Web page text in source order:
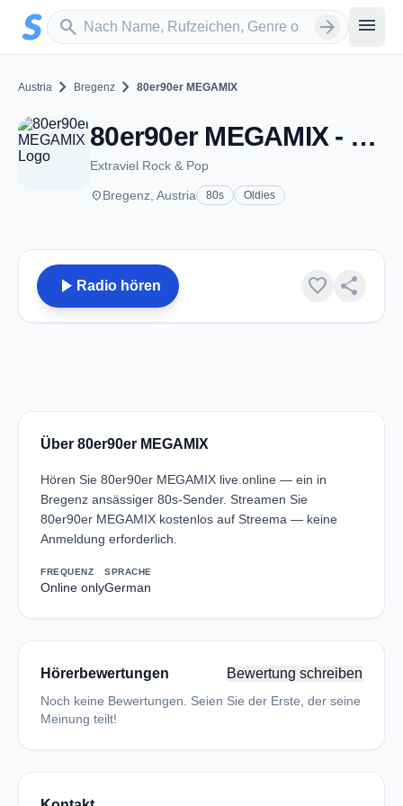
Zum Hauptinhalt springen
search
Sender suchen arrow_forward menu
Austria chevron_right Bregenz chevron_right 80er90er MEGAMIX
80er90er MEGAMIX - Bregenz
Extraviel Rock & Pop
placeBregenz, Austria 80s Oldies
play_arrow Radio hören favorite share
Über 80er90er MEGAMIX
Hören Sie 80er90er MEGAMIX live online — ein in
Bregenz ansässiger 80s-Sender. Streamen Sie
80er90er MEGAMIX kostenlos auf Streema — keine
Anmeldung erforderlich.
FREQUENZ
Online only
SPRACHE
German
Hörerbewertungen Bewertung schreiben
Noch keine Bewertungen. Seien Sie der Erste, der seine
Meinung teilt!